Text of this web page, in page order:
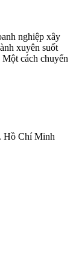
nghiệp xây
xuyên suốt
cách chuyển
Hồ Chí Minh